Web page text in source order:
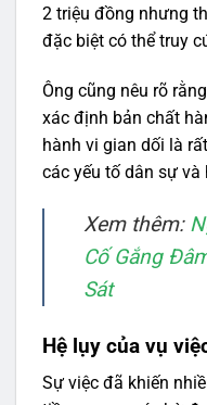
2 triệu đồng nhưng
đặc biệt có thể truy
Ông cũng nêu rõ
xác định bản chất
hành vi gian dối là
các yếu tố dân sự và
Xem thêm:
Cố Gắng
Sát
Hệ lụy của vụ
Sự việc đã khiến